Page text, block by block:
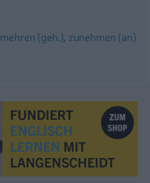
mehren (geh.), zunehmen (an)